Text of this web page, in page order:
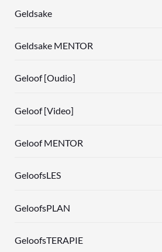
Geldsake
Geldsake MENTOR
Geloof [Oudio]
Geloof [Video]
Geloof MENTOR
GeloofsLES
GeloofsPLAN
GeloofsTERAPIE